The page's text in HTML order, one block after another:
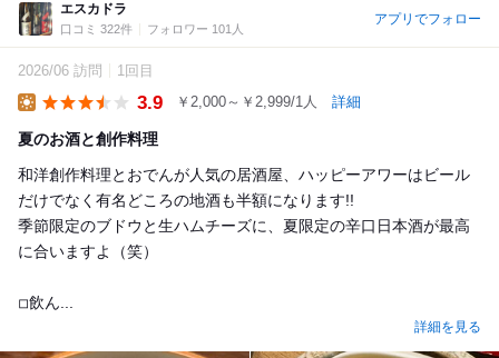
エスカドラ
口コミ 322件 フォロワー 101人
アプリでフォロー
2026/06 訪問 1回目
3.9 ￥2,000～￥2,999/1人 詳細
夏のお酒と創作料理
和洋創作料理とおでんが人気の居酒屋、ハッピーアワーはビール
だけでなく有名どころの地酒も半額になります!!
季節限定のブドウと生ハムチーズに、夏限定の辛口日本酒が最高
に合いますよ（笑）
◽︎飲ん...
詳細を見る